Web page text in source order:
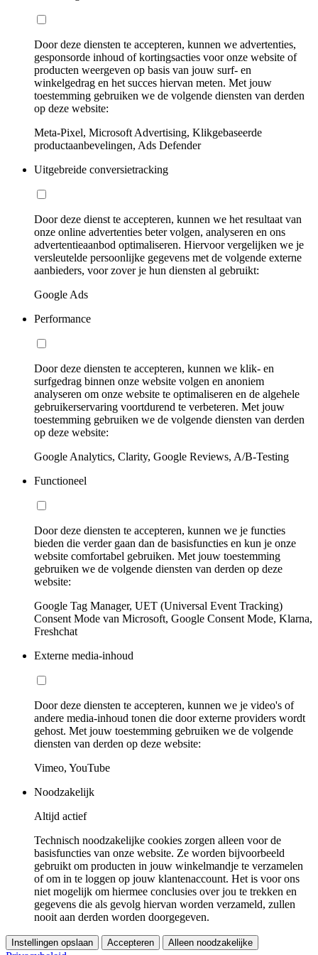
Door deze diensten te accepteren, kunnen we advertenties,
gesponsorde inhoud of kortingsacties voor onze website of
producten weergeven op basis van jouw surf- en
winkelgedrag en het succes hiervan meten. Met jouw
toestemming gebruiken we de volgende diensten van derden
op deze website:
Meta-Pixel, Microsoft Advertising, Klikgebaseerde
productaanbevelingen, Ads Defender
Uitgebreide conversietracking
Door deze dienst te accepteren, kunnen we het resultaat van
onze online advertenties beter volgen, analyseren en ons
advertentieaanbod optimaliseren. Hiervoor vergelijken we je
versleutelde persoonlijke gegevens met de volgende externe
aanbieders, voor zover je hun diensten al gebruikt:
Google Ads
Performance
Door deze diensten te accepteren, kunnen we klik- en
surfgedrag binnen onze website volgen en anoniem
analyseren om onze website te optimaliseren en de algehele
gebruikerservaring voortdurend te verbeteren. Met jouw
toestemming gebruiken we de volgende diensten van derden
op deze website:
Google Analytics, Clarity, Google Reviews, A/B-Testing
Functioneel
Door deze diensten te accepteren, kunnen we je functies
bieden die verder gaan dan de basisfuncties en kun je onze
website comfortabel gebruiken. Met jouw toestemming
gebruiken we de volgende diensten van derden op deze
website:
Google Tag Manager, UET (Universal Event Tracking)
Consent Mode van Microsoft, Google Consent Mode, Klarna,
Freshchat
Externe media-inhoud
Door deze diensten te accepteren, kunnen we je video's of
andere media-inhoud tonen die door externe providers wordt
gehost. Met jouw toestemming gebruiken we de volgende
diensten van derden op deze website:
Vimeo, YouTube
Noodzakelijk
Altijd actief
Technisch noodzakelijke cookies zorgen alleen voor de
basisfuncties van onze website. Ze worden bijvoorbeeld
gebruikt om producten in jouw winkelmandje te verzamelen
of om in te loggen op jouw klantenaccount. Het is voor ons
niet mogelijk om hiermee conclusies over jou te trekken en
gegevens die als gevolg hiervan worden verzameld, zullen
nooit aan derden worden doorgegeven.
Instellingen opslaan Accepteren Alleen noodzakelijke